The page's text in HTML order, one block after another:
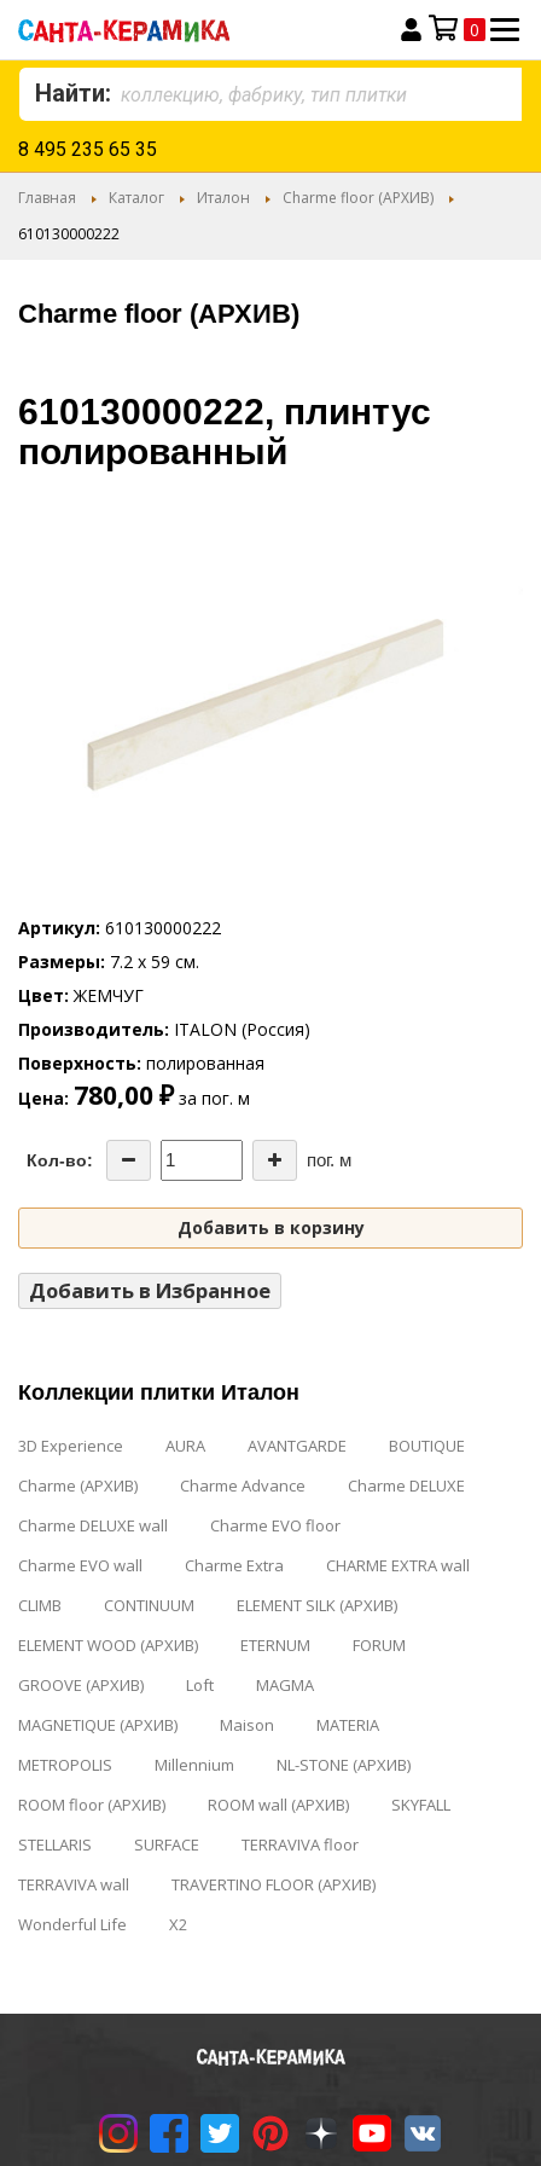
Моя корзина
0
Найти:
8 495 235 65 35
Главная Каталог Италон
Charme floor (АРХИВ)
610130000222
Charme floor (АРХИВ)
610130000222, плинтус
полированный
Артикул 610130000222
Размеры 7.2 x 59 см.
Цвет ЖЕМЧУГ
Производитель ITALON (Россия)
Поверхность полированная
Цена 780,00 ₽за пог. м
Кол-во: пог. м
Добавить в корзину
Добавить в Избранное
Коллекции плитки Италон
3D Experience AURA AVANTGARDE
BOUTIQUE
Charme (АРХИВ)
Charme Advance
Charme DELUXE
Charme DELUXE wall
Charme EVO floor
Charme EVO wall
Charme Extra
CHARME EXTRA wall
CLIMB
CONTINUUM
ELEMENT SILK (АРХИВ)
ELEMENT WOOD (АРХИВ)
ETERNUM
FORUM
GROOVE (АРХИВ)
Loft
MAGMA
MAGNETIQUE (АРХИВ)
Maison
MATERIA
METROPOLIS
Millennium
NL-STONE (АРХИВ)
ROOM floor (АРХИВ)
ROOM wall (АРХИВ)
SKYFALL
STELLARIS
SURFACE
TERRAVIVA floor
TERRAVIVA wall
TRAVERTINO FLOOR (АРХИВ)
Wonderful Life
X2